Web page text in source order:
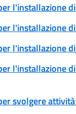
l'installazione
l'installazione
l'installazione
l'installazione
svolgere